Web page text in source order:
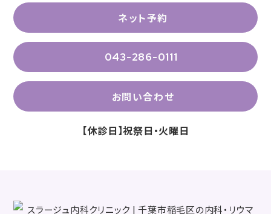
ネット予約
043-286-0111
お問い合わせ
【休診日】祝祭日・火曜日